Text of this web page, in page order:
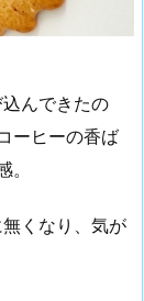
んできたの
ーヒーの香ば
くなり、気が